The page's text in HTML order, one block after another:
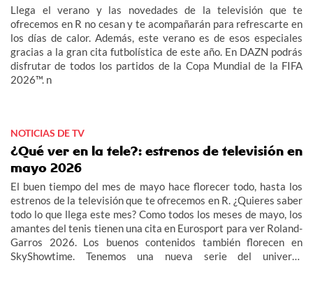
Llega el verano y las novedades de la televisión que te
ofrecemos en R no cesan y te acompañarán para refrescarte en
los días de calor. Además, este verano es de esos especiales
gracias a la gran cita futbolística de este año. En DAZN podrás
disfrutar de todos los partidos de la Copa Mundial de la FIFA
2026™. n
NOTICIAS DE TV
¿Qué ver en la tele?: estrenos de televisión en
mayo 2026
El buen tiempo del mes de mayo hace florecer todo, hasta los
estrenos de la televisión que te ofrecemos en R. ¿Quieres saber
todo lo que llega este mes? Como todos los meses de mayo, los
amantes del tenis tienen una cita en Eurosport para ver Roland-
Garros 2026. Los buenos contenidos también florecen en
SkyShowtime. Tenemos una nueva serie del universo